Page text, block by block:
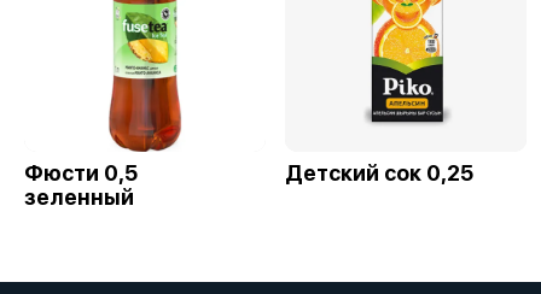
Фюсти 0,5
зеленный
Детский сок 0,25